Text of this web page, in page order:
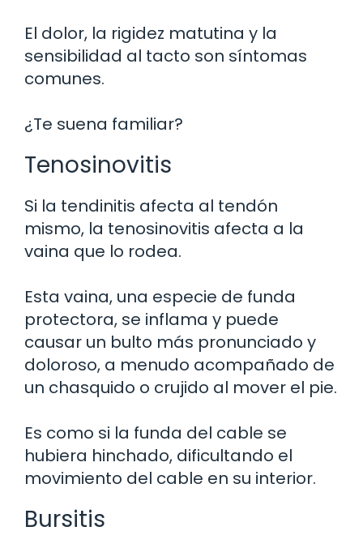
El dolor, la rigidez matutina y la
sensibilidad al tacto son síntomas
comunes.
¿Te suena familiar?
Tenosinovitis
Si la tendinitis afecta al tendón
mismo, la tenosinovitis afecta a la
vaina que lo rodea.
Esta vaina, una especie de funda
protectora, se inflama y puede
causar un bulto más pronunciado y
doloroso, a menudo acompañado de
un chasquido o crujido al mover el pie.
Es como si la funda del cable se
hubiera hinchado, dificultando el
movimiento del cable en su interior.
Bursitis